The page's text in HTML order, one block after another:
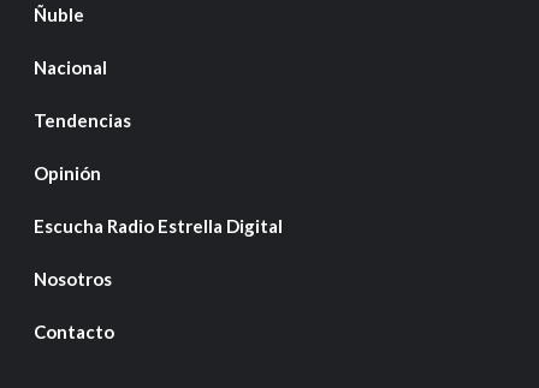
Ñuble
Nacional
Tendencias
Opinión
Escucha Radio Estrella Digital
Nosotros
Contacto